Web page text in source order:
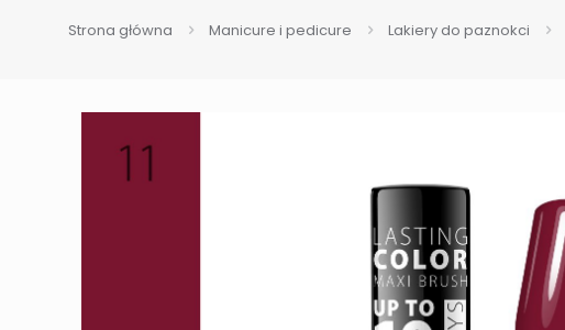
Strona główna Manicure i pedicure Lakiery do paznokci